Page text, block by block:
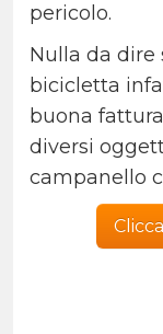
pericolo.
Nulla da dire
bicicletta
buona
diversi
campanello